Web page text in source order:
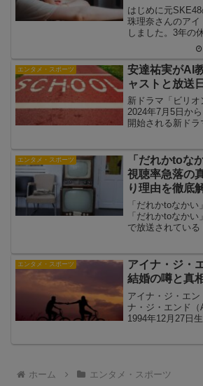
ャーに抜てき
はじめに元
珠理奈さんのア
しました。3年の
ーシアの新人グ
イングマネージ
になりました。
の新たな挑戦に...
エンタメ・スポーツ
安達祐実がAI
ャストと放送
新ドラマ「ビリ
2024年7月5日か
開始される新ド
ル」は、Hey!
演を務める学園
マは、日本一の
り“...
エンタメ・スポーツ
「だれかtoな
視聴率急落の
り理由を徹底
「だれかtoなか
「だれかtoなか
で放送されてい
です。2020年に
うタイトルでス
タウンの松本人志
ていました。し...
エンタメ・スポーツ
アイナ・ジ・
結婚の噂と真
アイナ・ジ・エ
ナ・ジ・エンド
1994年12月27日
ライターで、か
て活動していま
ホーム エンタメ・スポーツ